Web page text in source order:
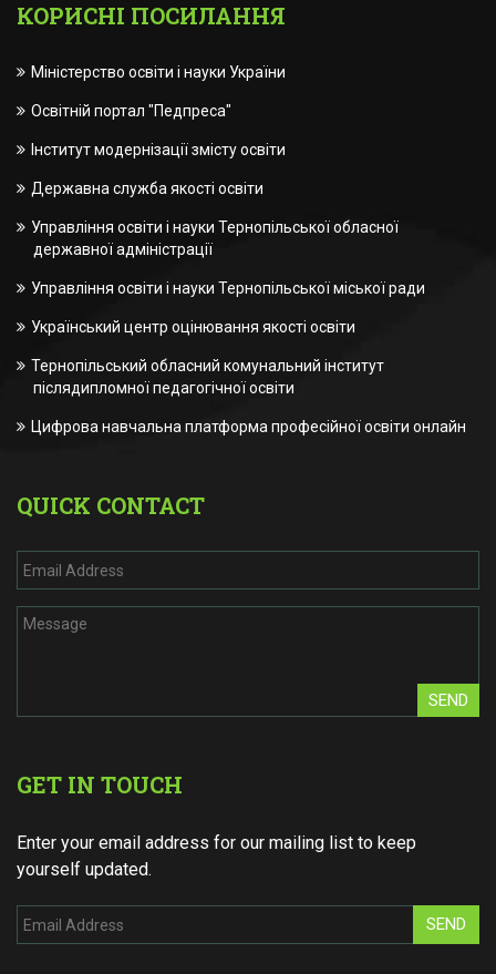
КОРИСНІ ПОСИЛАННЯ
Міністерство освіти і науки України
Освітній портал "Педпреса"
Інститут модернізації змісту освіти
Державна служба якості освіти
Управління освіти і науки Тернопільської обласної
державної адміністрації
Управління освіти і науки Тернопільської міської ради
Український центр оцінювання якості освіти
Тернопільський обласний комунальний інститут
післядипломної педагогічної освіти
Цифрова навчальна платформа професійної освіти онлайн
QUICK CONTACT
SEND
GET IN TOUCH
Enter your email address for our mailing list to keep
yourself updated.
SEND